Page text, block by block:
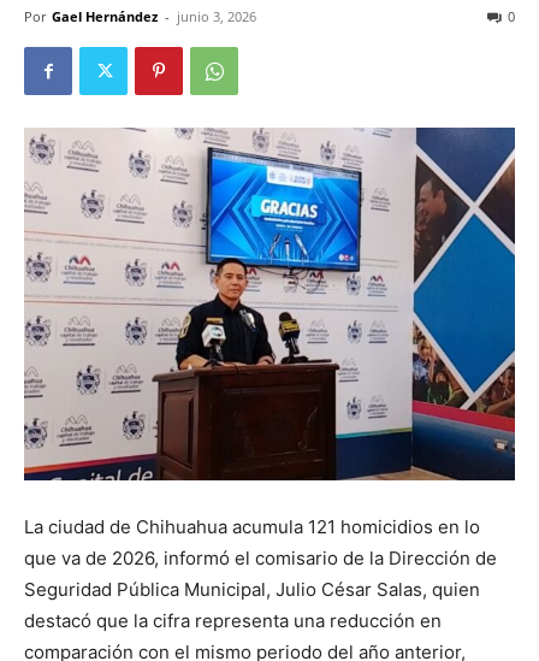
Por Gael Hernández - junio 3, 2026 0
La ciudad de Chihuahua acumula 121 homicidios en lo
que va de 2026, informó el comisario de la Dirección de
Seguridad Pública Municipal, Julio César Salas, quien
destacó que la cifra representa una reducción en
comparación con el mismo periodo del año anterior,